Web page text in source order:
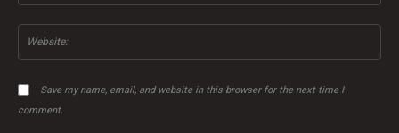
Save my name, email, and website in this browser for the next time I
comment.